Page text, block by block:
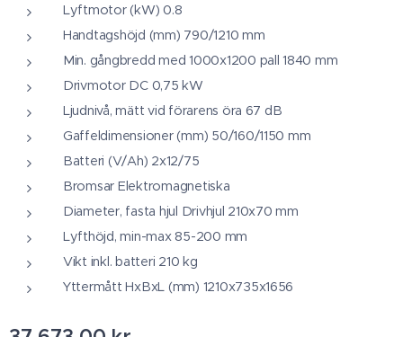
Lyftmotor (kW) 0.8
Handtagshöjd (mm) 790/1210 mm
Min. gångbredd med 1000x1200 pall 1840 mm
Drivmotor DC 0,75 kW
Ljudnivå, mätt vid förarens öra 67 dB
Gaffeldimensioner (mm) 50/160/1150 mm
Batteri (V/Ah) 2x12/75
Bromsar Elektromagnetiska
Diameter, fasta hjul Drivhjul 210x70 mm
Lyfthöjd, min-max 85-200 mm
Vikt inkl. batteri 210 kg
Yttermått HxBxL (mm) 1210x735x1656